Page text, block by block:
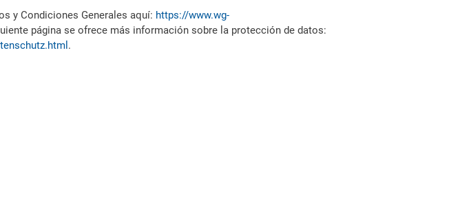
y Condiciones Generales aquí: https://www.wg-
página se ofrece más información sobre la protección de datos:
.